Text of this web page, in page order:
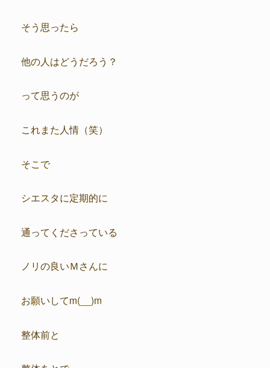
そう思ったら
他の人はどうだろう？
って思うのが
これまた人情（笑）
そこで
シエスタに定期的に
通ってくださっている
ノリの良いＭさんに
お願いしてm(__)m
整体前と